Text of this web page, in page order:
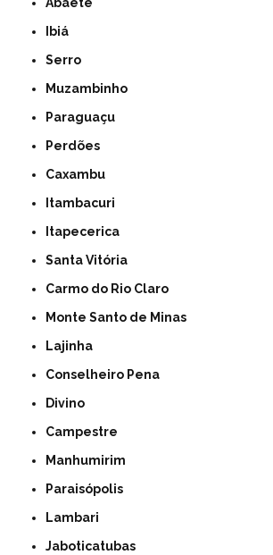
Abaeté
Ibiá
Serro
Muzambinho
Paraguaçu
Perdões
Caxambu
Itambacuri
Itapecerica
Santa Vitória
Carmo do Rio Claro
Monte Santo de Minas
Lajinha
Conselheiro Pena
Divino
Campestre
Manhumirim
Paraisópolis
Lambari
Jaboticatubas